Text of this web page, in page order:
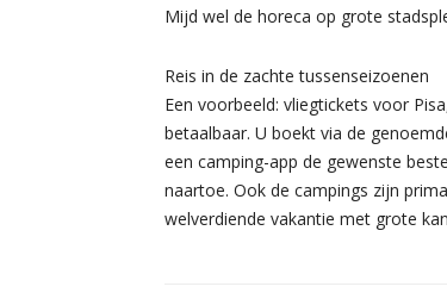
Mijd wel de horeca op grote
Reis in de zachte tussenseizoenen
Een voorbeeld: vliegtickets voor
betaalbaar. U boekt via de
een camping-app de gewenste
naartoe. Ook de campings zijn
welverdiende vakantie met grote